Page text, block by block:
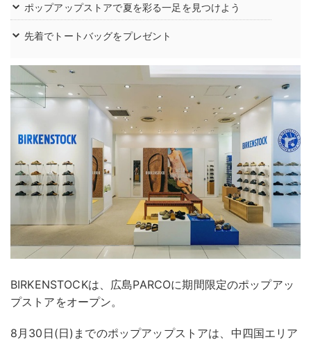
ポップアップストアで夏を彩る一足を見つけよう
先着でトートバッグをプレゼント
BIRKENSTOCKは、広島PARCOに期間限定のポップアッ
プストアをオープン。
8月30日(日)までのポップアップストアは、中四国エリア